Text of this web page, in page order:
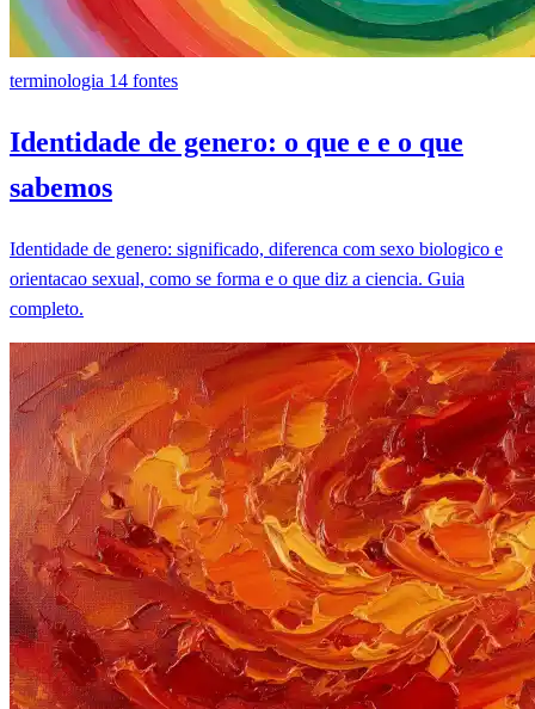
terminologia 14 fontes
Identidade de genero: o que e e o que
sabemos
Identidade de genero: significado, diferenca com sexo biologico e
orientacao sexual, como se forma e o que diz a ciencia. Guia
completo.